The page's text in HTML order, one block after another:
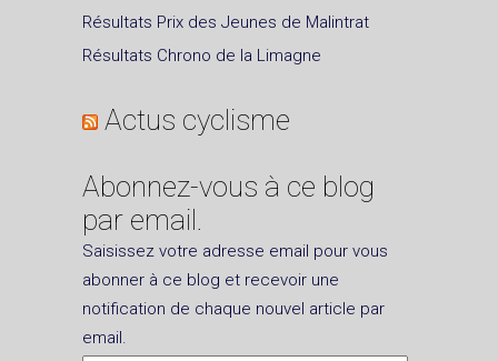
Résultats Prix des Jeunes de Malintrat
Résultats Chrono de la Limagne
Actus cyclisme
Abonnez-vous à ce blog
par email.
Saisissez votre adresse email pour vous
abonner à ce blog et recevoir une
notification de chaque nouvel article par
email.